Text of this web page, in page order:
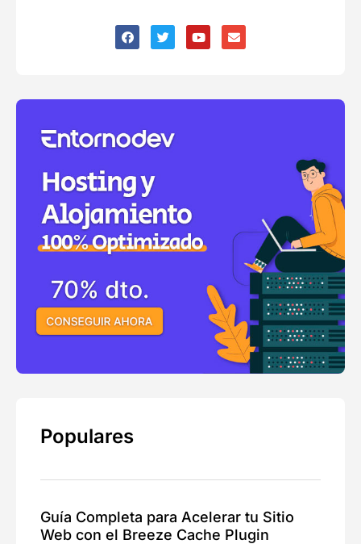
Populares
Guía Completa para Acelerar tu Sitio
Web con el Breeze Cache Plugin